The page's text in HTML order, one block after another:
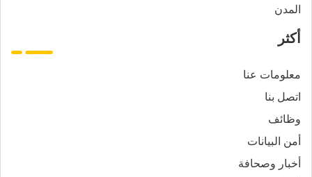
المدن
أكثر
معلومات عنا
اتصل بنا
وظائف
أمن البيانات
أخبار وصحافة